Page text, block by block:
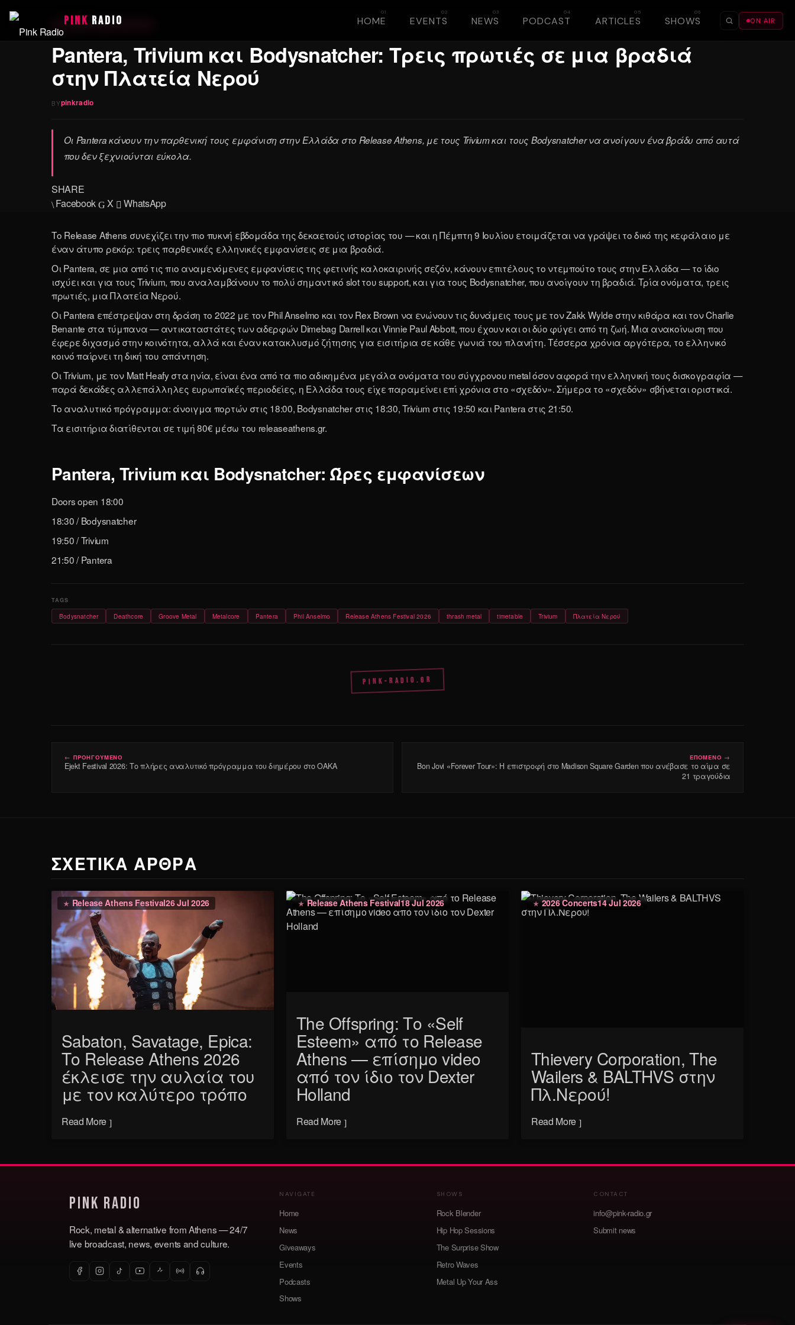
PINK RADIO HOME EVENTS NEWS PODCAST ARTICLES SHOWS ON AIR
RELEASE ATHENS FESTIVAL ☀ ☾
Pantera, Trivium και Bodysnatcher: Τρεις πρωτιές σε μια βραδιά
στην Πλατεία Νερού
BYpinkradio
Οι Pantera κάνουν την παρθενική τους εμφάνιση στην Ελλάδα στο Release Athens, με τους Trivium και τους Bodysnatcher να ανοίγουν ένα βράδυ από αυτά
που δεν ξεχνιούνται εύκολα.
SHARE
Facebook
X WhatsApp
Το Release Athens συνεχίζει την πιο πυκνή εβδομάδα της δεκαετούς ιστορίας του — και η Πέμπτη 9 Ιουλίου ετοιμάζεται να γράψει το δικό της κεφάλαιο με
έναν άτυπο ρεκόρ: τρεις παρθενικές ελληνικές εμφανίσεις σε μια βραδιά.
Οι Pantera, σε μια από τις πιο αναμενόμενες εμφανίσεις της φετινής καλοκαιρινής σεζόν, κάνουν επιτέλους το ντεμπούτο τους στην Ελλάδα — το ίδιο
ισχύει και για τους Trivium, που αναλαμβάνουν το πολύ σημαντικό slot του support, και για τους Bodysnatcher, που ανοίγουν τη βραδιά. Τρία ονόματα, τρεις
πρωτιές, μια Πλατεία Νερού.
Οι Pantera επέστρεψαν στη δράση το 2022 με τον Phil Anselmo και τον Rex Brown να ενώνουν τις δυνάμεις τους με τον Zakk Wylde στην κιθάρα και τον Charlie
Benante στα τύμπανα — αντικαταστάτες των αδερφών Dimebag Darrell και Vinnie Paul Abbott, που έχουν και οι δύο φύγει από τη ζωή. Μια ανακοίνωση που
έφερε διχασμό στην κοινότητα, αλλά και έναν κατακλυσμό ζήτησης για εισιτήρια σε κάθε γωνιά του πλανήτη. Τέσσερα χρόνια αργότερα, το ελληνικό
κοινό παίρνει τη δική του απάντηση.
Οι Trivium, με τον Matt Heafy στα ηνία, είναι ένα από τα πιο αδικημένα μεγάλα ονόματα του σύγχρονου metal όσον αφορά την ελληνική τους δισκογραφία —
παρά δεκάδες αλλεπάλληλες ευρωπαϊκές περιοδείες, η Ελλάδα τους είχε παραμείνει επί χρόνια στο «σχεδόν». Σήμερα το «σχεδόν» σβήνεται οριστικά.
Το αναλυτικό πρόγραμμα: άνοιγμα πορτών στις 18:00, Bodysnatcher στις 18:30, Trivium στις 19:50 και Pantera στις 21:50.
Τα εισιτήρια διατίθενται σε τιμή 80€ μέσω του releaseathens.gr.
Pantera, Trivium και Bodysnatcher: Ώρες εμφανίσεων
Doors open 18:00
18:30 / Bodysnatcher
19:50 / Trivium
21:50 / Pantera
Bodysnatcher Deathcore Groove Metal Metalcore Pantera Phil Anselmo Release Athens Festival 2026 thrash metal timetable Trivium Πλατεία Νερού
PINK-RADIO.GR
← ΠΡΟΗΓΟΥΜΕΝΟ
Ejekt Festival 2026: Το πλήρες αναλυτικό πρόγραμμα του διημέρου στο ΟΑΚΑ
ΕΠΟΜΕΝΟ →
Bon Jovi «Forever Tour»: Η επιστροφή στο Madison Square Garden που ανέβασε το αίμα σε
21 τραγούδια
ΣΧΕΤΙΚΑ ΑΡΘΡΑ
Release Athens Festival26 Jul 2026
Sabaton, Savatage, Epica:
Το Release Athens 2026
έκλεισε την αυλαία του
με τον καλύτερο τρόπο
Read More
Release Athens Festival18 Jul 2026
The Offspring: Το «Self
Esteem» από το Release
Athens — επίσημο video
από τον ίδιο τον Dexter
Holland
Read More
2026 Concerts14 Jul 2026
Thievery Corporation, The
Wailers & BALTHVS στην
Πλ.Νερού!
Read More
Pink Radio
Rock, metal & alternative from Athens — 24/7
live broadcast, news, events and culture.
NAVIGATE
Home
News
Giveaways
Events
Podcasts
Shows
SHOWS
Rock Blender
Hip Hop Sessions
The Surprise Show
Retro Waves
Metal Up Your Ass
CONTACT
info@pink-radio.gr
Submit news